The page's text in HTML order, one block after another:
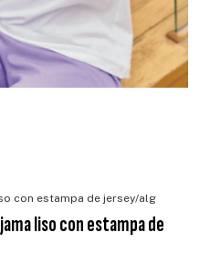
con estampa de jersey/alg
liso con estampa de